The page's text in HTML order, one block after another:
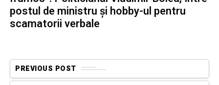
postul de ministru și hobby-ul pentru
scamatorii verbale
PREVIOUS POST